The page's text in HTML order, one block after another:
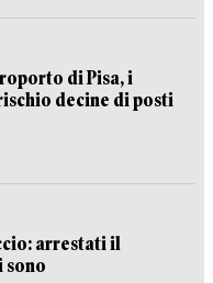
di Pisa, i
decine di posti
arrestati il
sono